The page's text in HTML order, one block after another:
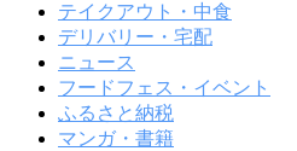
テイクアウト・中食
デリバリー・宅配
ニュース
フードフェス・イベント
ふるさと納税
マンガ・書籍